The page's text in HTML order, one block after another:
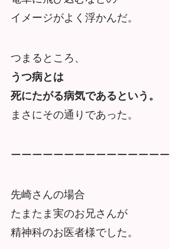
イメージがよく浮かんだ。
つまるところ、
うつ病とは
死にたがる病気であるという。
まさにその通りであった。
ーーーーーーーーーーーーーーー
先崎さんの場合
たまたま実のお兄さんが
精神科のお医者様でした。